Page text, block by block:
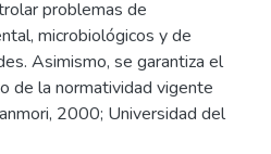
problemas de
microbiológicos y de
Asimismo, se garantiza el
de la normatividad vigente
2000; Universidad del